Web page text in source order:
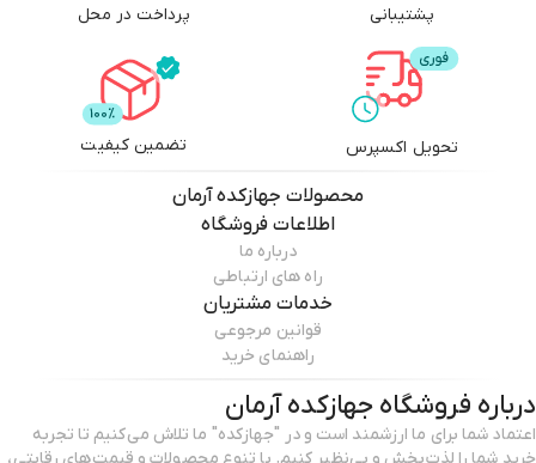
پشتیبانی پرداخت در محل
تحویل اکسپرس تضمین کیفیت
محصولات جهازکده آرمان
اطلاعات فروشگاه
درباره ما
راه های ارتباطی
خدمات مشتریان
قوانین مرجوعی
راهنمای خرید
درباره فروشگاه جهازکده آرمان
اعتماد شما برای ما ارزشمند است و در "جهازکده" ما تلاش می‌کنیم تا تجربه